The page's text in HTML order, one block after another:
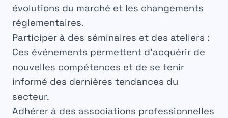
évolutions du marché et les changements
réglementaires.
Participer à des séminaires et des ateliers :
Ces événements permettent d’acquérir de
nouvelles compétences et de se tenir
informé des dernières tendances du
secteur.
Adhérer à des associations professionnelles